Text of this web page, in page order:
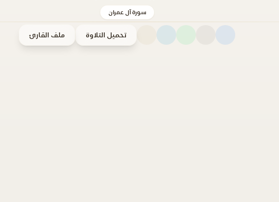
سورة آل عمران
تحميل التلاوة ملف القارئ